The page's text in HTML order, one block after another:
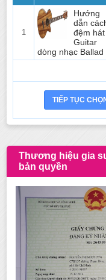
1
Hướng
dẫn
đệm hát
Guitar
dòng nhạc Ballad
Thương hiệu gia
bản quyền